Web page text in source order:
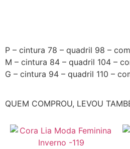
P – cintura 78 – quadril 98 –
M – cintura 84 – quadril 104 –
G – cintura 94 – quadril 110 –
QUEM COMPROU, LEVOU